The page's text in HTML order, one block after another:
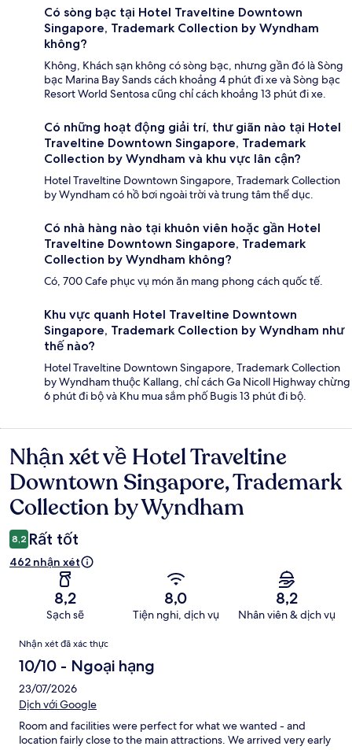
Có sòng bạc tại Hotel Traveltine Downtown
Singapore, Trademark Collection by Wyndham
không?
Không, Khách sạn không có sòng bạc, nhưng gần đó là Sòng
bạc Marina Bay Sands cách khoảng 4 phút đi xe và Sòng bạc
Resort World Sentosa cũng chỉ cách khoảng 13 phút đi xe.
Có những hoạt động giải trí, thư giãn nào tại Hotel
Traveltine Downtown Singapore, Trademark
Collection by Wyndham và khu vực lân cận?
Hotel Traveltine Downtown Singapore, Trademark Collection
by Wyndham có hồ bơi ngoài trời và trung tâm thể dục.
Có nhà hàng nào tại khuôn viên hoặc gần Hotel
Traveltine Downtown Singapore, Trademark
Collection by Wyndham không?
Có, 700 Cafe phục vụ món ăn mang phong cách quốc tế.
Khu vực quanh Hotel Traveltine Downtown
Singapore, Trademark Collection by Wyndham như
thế nào?
Hotel Traveltine Downtown Singapore, Trademark Collection
by Wyndham thuộc Kallang, chỉ cách Ga Nicoll Highway chừng
6 phút đi bộ và Khu mua sắm phố Bugis 13 phút đi bộ.
Nhận
xét
Nhận xét về Hotel Traveltine
Downtown Singapore, Trademark
Collection by Wyndham
8,2 Rất tốt
462 nhận xét
8,2
Sạch sẽ
8,0
Tiện nghi, dịch vụ
8,2
Nhân viên & dịch vụ
Nhận
xét
Nhận xét đã xác thực
10/10 - Ngoại hạng
23/07/2026
Dịch với Google
Room and facilities were perfect for what we wanted - and
location fairly close to the main attractions. We arrived very early